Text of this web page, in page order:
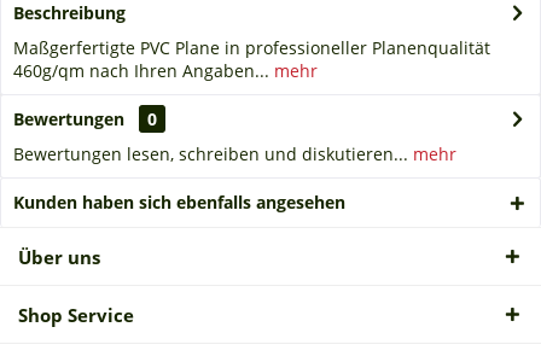
Beschreibung
Maßgerfertigte PVC Plane in professioneller Planenqualität
460g/qm nach Ihren Angaben... mehr
Bewertungen
0
Bewertungen lesen, schreiben und diskutieren... mehr
Kunden haben sich ebenfalls angesehen
Über uns
Shop Service